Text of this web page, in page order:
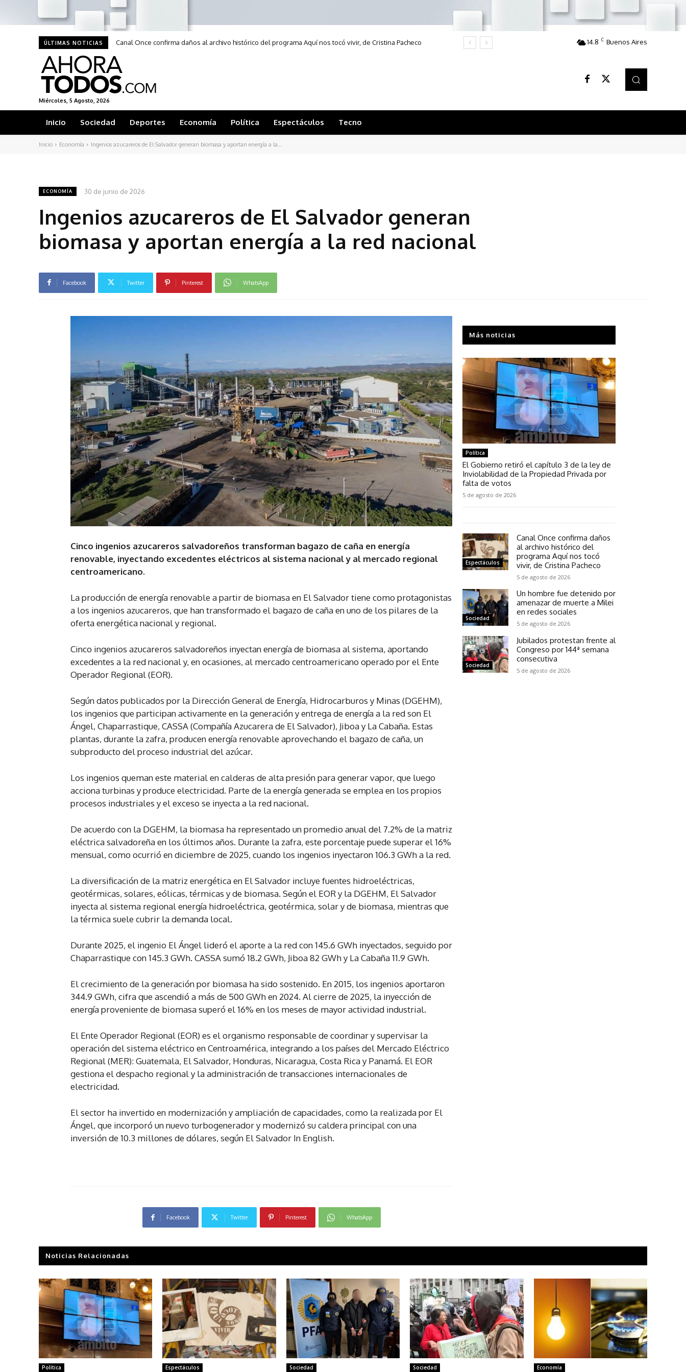
ÚLTIMAS NOTICIAS Canal Once confirma daños al archivo histórico del programa Aquí nos tocó vivir, de Cristina Pacheco 14.8 C Buenos Aires
Miércoles, 5 Agosto, 2026
Inicio Sociedad Deportes Economía Política Espectáculos Tecno
Inicio Economía Ingenios azucareros de El Salvador generan biomasa y aportan energía a la...
ECONOMÍA 30 de junio de 2026
Ingenios azucareros de El Salvador generan
biomasa y aportan energía a la red nacional
Facebook Twitter Pinterest WhatsApp
Cinco ingenios azucareros salvadoreños transforman bagazo de caña en energía
renovable, inyectando excedentes eléctricos al sistema nacional y al mercado regional
centroamericano.
La producción de energía renovable a partir de biomasa en El Salvador tiene como protagonistas
a los ingenios azucareros, que han transformado el bagazo de caña en uno de los pilares de la
oferta energética nacional y regional.
Cinco ingenios azucareros salvadoreños inyectan energía de biomasa al sistema, aportando
excedentes a la red nacional y, en ocasiones, al mercado centroamericano operado por el Ente
Operador Regional (EOR).
Según datos publicados por la Dirección General de Energía, Hidrocarburos y Minas (DGEHM),
los ingenios que participan activamente en la generación y entrega de energía a la red son El
Ángel, Chaparrastique, CASSA (Compañía Azucarera de El Salvador), Jiboa y La Cabaña. Estas
plantas, durante la zafra, producen energía renovable aprovechando el bagazo de caña, un
subproducto del proceso industrial del azúcar.
Los ingenios queman este material en calderas de alta presión para generar vapor, que luego
acciona turbinas y produce electricidad. Parte de la energía generada se emplea en los propios
procesos industriales y el exceso se inyecta a la red nacional.
De acuerdo con la DGEHM, la biomasa ha representado un promedio anual del 7.2% de la matriz
eléctrica salvadoreña en los últimos años. Durante la zafra, este porcentaje puede superar el 16%
mensual, como ocurrió en diciembre de 2025, cuando los ingenios inyectaron 106.3 GWh a la red.
La diversificación de la matriz energética en El Salvador incluye fuentes hidroeléctricas,
geotérmicas, solares, eólicas, térmicas y de biomasa. Según el EOR y la DGEHM, El Salvador
inyecta al sistema regional energía hidroeléctrica, geotérmica, solar y de biomasa, mientras que
la térmica suele cubrir la demanda local.
Durante 2025, el ingenio El Ángel lideró el aporte a la red con 145.6 GWh inyectados, seguido por
Chaparrastique con 145.3 GWh. CASSA sumó 18.2 GWh, Jiboa 82 GWh y La Cabaña 11.9 GWh.
El crecimiento de la generación por biomasa ha sido sostenido. En 2015, los ingenios aportaron
344.9 GWh, cifra que ascendió a más de 500 GWh en 2024. Al cierre de 2025, la inyección de
energía proveniente de biomasa superó el 16% en los meses de mayor actividad industrial.
El Ente Operador Regional (EOR) es el organismo responsable de coordinar y supervisar la
operación del sistema eléctrico en Centroamérica, integrando a los países del Mercado Eléctrico
Regional (MER): Guatemala, El Salvador, Honduras, Nicaragua, Costa Rica y Panamá. El EOR
gestiona el despacho regional y la administración de transacciones internacionales de
electricidad.
El sector ha invertido en modernización y ampliación de capacidades, como la realizada por El
Ángel, que incorporó un nuevo turbogenerador y modernizó su caldera principal con una
inversión de 10.3 millones de dólares, según El Salvador In English.
Facebook Twitter Pinterest WhatsApp
Más noticias
Política
El Gobierno retiró el capítulo 3 de la ley de
Inviolabilidad de la Propiedad Privada por
falta de votos
5 de agosto de 2026
Espectáculos
Canal Once confirma daños
al archivo histórico del
programa Aquí nos tocó
vivir, de Cristina Pacheco
5 de agosto de 2026
Sociedad
Un hombre fue detenido por
amenazar de muerte a Milei
en redes sociales
5 de agosto de 2026
Sociedad
Jubilados protestan frente al
Congreso por 144ª semana
consecutiva
5 de agosto de 2026
Noticias Relacionadas
Política Espectáculos Sociedad Sociedad Economía